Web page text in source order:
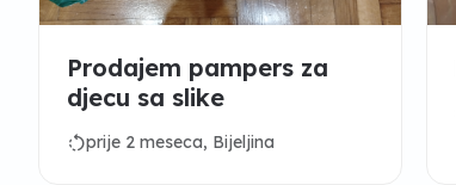
Prodajem pampers za
djecu sa slike
rotate_leftprije 2 meseca, Bijeljina